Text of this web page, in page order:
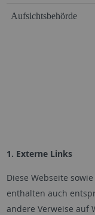
Aufsichtsbehörde
1. Externe Links
Diese Webseite
enthalten auch
andere Verweise auf